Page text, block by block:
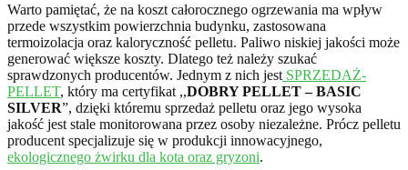
Warto pamiętać, że na koszt całorocznego ogrzewania ma wpływ
przede wszystkim powierzchnia budynku, zastosowana
termoizolacja oraz kaloryczność pelletu. Paliwo niskiej jakości może
generować większe koszty. Dlatego też należy szukać
sprawdzonych producentów. Jednym z nich jest SPRZEDAŻ-
PELLET, który ma certyfikat ,,DOBRY PELLET – BASIC
SILVER”, dzięki któremu sprzedaż pelletu oraz jego wysoka
jakość jest stale monitorowana przez osoby niezależne. Prócz pelletu
producent specjalizuje się w produkcji innowacyjnego,
ekologicznego żwirku dla kota oraz gryzoni.